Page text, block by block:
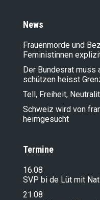
News
Frauenmorde und
Feministinnen
Der Bundesrat muss
schützen heisst
Tell, Freiheit,
Schweiz wird von
heimgesucht
Termine
16.08
SVP bi de Lüt mit
21.08